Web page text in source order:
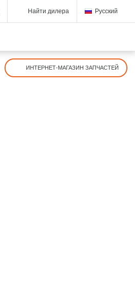
Найти дилера Русский
ИНТЕРНЕТ-МАГАЗИН ЗАПЧАСТЕЙ